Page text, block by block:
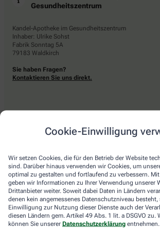
Cookie-Einwilligung
Wir setzen Cookies, die für den Betrieb der Website
sind. Darüber hinaus verwenden wir Cookies, um
optimal zu gestalten und fortlaufend zu verbessern.
geben wir Informationen zu Ihrer Verwendung unserer
Drittanbieter weiter. Soweit dabei Daten in Ländern
denen kein angemessenes Datenschutzniveau
Einwilligung zur Nutzung dieser Dienste auch der
diesen Ländern gem. Artikel 49 Abs. 1 lit. a DSGVO zu.
können Sie unserer Datenschutzerklärung entnehmen.
Gesundheitszentrum
Kandel-Apotheke im Gesundheitszentrum
Inhaber: Ulrike Sohst
Fabrik Sonntag 5A
79183 Waldkirch
Sie haben Fragen?
Kontaktieren Sie uns direkt.
Bar oder mit einer anderen akzeptierten Zahlungsart
Lieferarten
Abholung in der Apotheke
Botendienstlieferung